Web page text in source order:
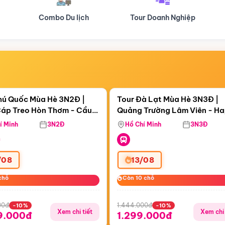
Tour Doanh Nghiệp Du lịch Hành Hương
21:17:36
Treo Hòn Thơm
Quốc Mùa Hè 3N2Đ |
Treo Hòn Thơm - Cầu
Viên Nước Aquatopia
Minh 3N2Đ
-10%
Xem chi tiết
Còn04 ngày 21:17:36
Tour Đà Lạt Mùa Hè 3N3Đ |
Quảng Trường Lâm Viên -
Hill - Puppy Farm
Hồ Chí Minh 3N3Đ
13/08
Còn 10 chỗ
Còn 10 chỗ
1.444.000đ -10%
1.299.000đ Xem